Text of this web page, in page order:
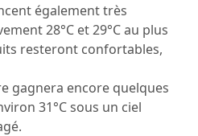
également très
28°C et 29°C au plus
resteront confortables,
gagnera encore quelques
31°C sous un ciel